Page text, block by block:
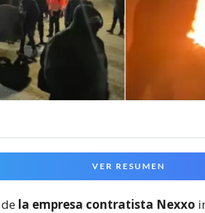
VER RESUMEN
la empresa contratista Nexxo